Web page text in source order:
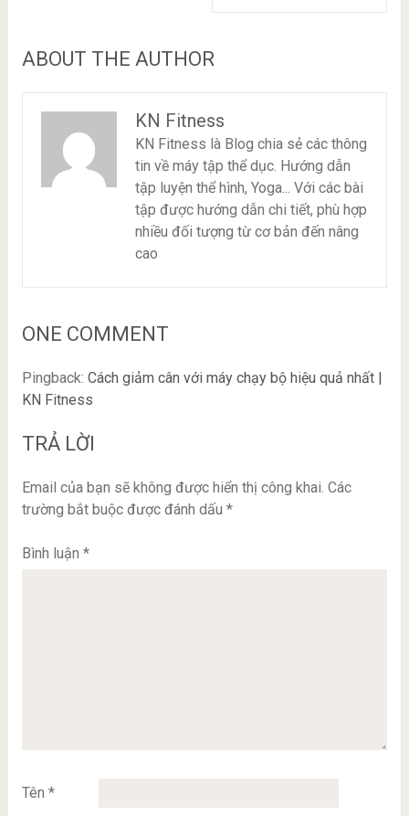
ABOUT THE AUTHOR
KN Fitness
KN Fitness là Blog chia sẻ các thông
tin về máy tập thể dục. Hướng dẫn
tập luyện thể hình, Yoga... Với các bài
tập được hướng dẫn chi tiết, phù hợp
nhiều đối tượng từ cơ bản đến nâng
cao
ONE COMMENT
Pingback: Cách giảm cân với máy chạy bộ hiệu quả nhất |
KN Fitness
TRẢ LỜI
Email của bạn sẽ không được hiển thị công khai. Các
trường bắt buộc được đánh dấu *
Bình luận *
Tên *